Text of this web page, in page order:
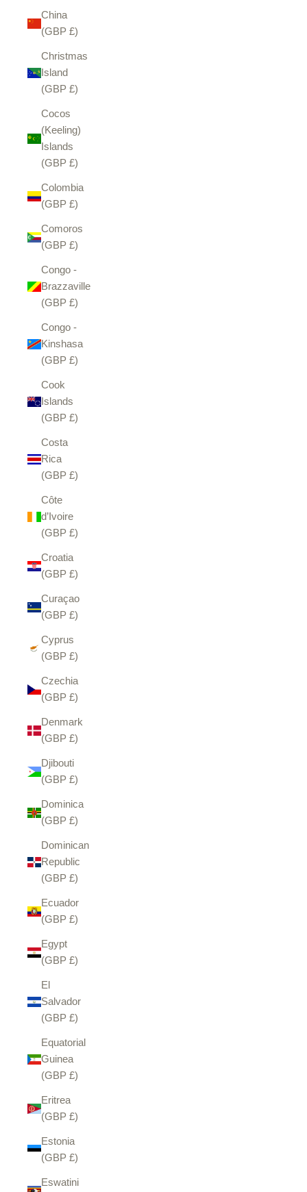
China
(GBP £)
Christmas
Island
(GBP £)
Cocos
(Keeling)
Islands
(GBP £)
Colombia
(GBP £)
Comoros
(GBP £)
Congo -
Brazzaville
(GBP £)
Congo -
Kinshasa
(GBP £)
Cook
Islands
(GBP £)
Costa
Rica
(GBP £)
Côte
d’Ivoire
(GBP £)
Croatia
(GBP £)
Curaçao
(GBP £)
Cyprus
(GBP £)
Czechia
(GBP £)
Denmark
(GBP £)
Djibouti
(GBP £)
Dominica
(GBP £)
Dominican
Republic
(GBP £)
Ecuador
(GBP £)
Egypt
(GBP £)
El
Salvador
(GBP £)
Equatorial
Guinea
(GBP £)
Eritrea
(GBP £)
Estonia
(GBP £)
Eswatini